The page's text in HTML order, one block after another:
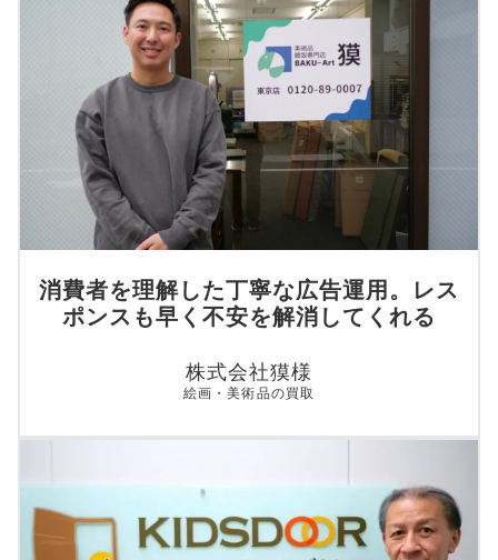
消費者を理解した丁寧な広告運用。レス
ポンスも早く不安を解消してくれる
株式会社獏様
絵画・美術品の買取